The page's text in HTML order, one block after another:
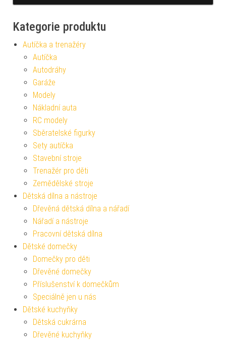
Kategorie produktu
Autíčka a trenažéry
Autíčka
Autodráhy
Garáže
Modely
Nákladní auta
RC modely
Sběratelské figurky
Sety autíčka
Stavební stroje
Trenažér pro děti
Zemědělské stroje
Dětská dílna a nástroje
Dřevěná dětská dílna a nářadí
Nářadí a nástroje
Pracovní dětská dílna
Dětské domečky
Domečky pro děti
Dřevěné domečky
Příslušenství k domečkům
Speciálně jen u nás
Dětské kuchyňky
Dětská cukrárna
Dřevěné kuchyňky